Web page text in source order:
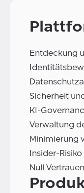
Entdeckung
Sicherheit
KI-
Verwaltung
Minimierung
Insider-Risiko
Null Vertrauen